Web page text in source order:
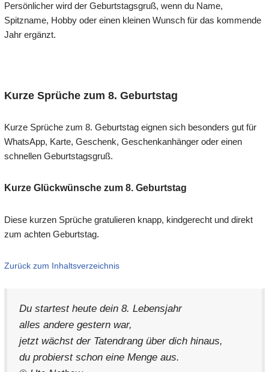
Persönlicher wird der Geburtstagsgruß, wenn du Name,
Spitzname, Hobby oder einen kleinen Wunsch für das kommende
Jahr ergänzt.
Kurze Sprüche zum 8. Geburtstag
Kurze Sprüche zum 8. Geburtstag eignen sich besonders gut für
WhatsApp, Karte, Geschenk, Geschenkanhänger oder einen
schnellen Geburtstagsgruß.
Kurze Glückwünsche zum 8. Geburtstag
Diese kurzen Sprüche gratulieren knapp, kindgerecht und direkt
zum achten Geburtstag.
Zurück zum Inhaltsverzeichnis
Du startest heute dein 8. Lebensjahr
alles andere gestern war,
jetzt wächst der Tatendrang über dich hinaus,
du probierst schon eine Menge aus.